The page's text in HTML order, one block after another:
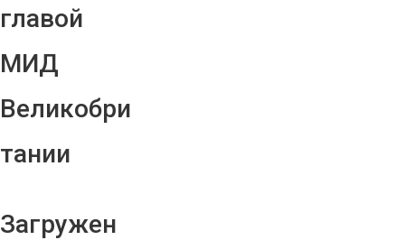
главой
МИД
Великобри
тании
Загружен